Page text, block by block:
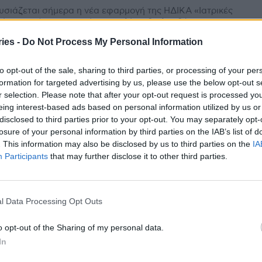
- Do Not Process My Personal Information
opt-out of the sale, sharing to third parties, or processing of your
for targeted advertising by us, please use the below opt-out
selection. Please note that after your opt-out request is processed
interest-based ads based on personal information utilized by us
to third parties prior to your opt-out. You may separately
of your personal information by third parties on the IAB’s list of
This information may also be disclosed by us to third parties on the
Participants that may further disclose it to other third parties.
Data Processing Opt Outs
opt-out of the Sharing of my personal data.
σήμερα η νέα εφαρμογή της ΗΔΙΚΑ «Ιατρικές
μέσω της οποίας οι πολίτες θα λαμβάνουν
θα...
βήμα του προσωπικού φακέλου
- 3 Αυγούστου 2021
είναι από την Τρίτη το MyHealth app. Η νέα
παρουσιάστηκε στον Πρωθυπουργό Κυριάκο
από τον Υπουργό Επικρατείας και Ψηφιακής
Κυριάκο...
20 Ιουλίου οι εμβολιασμένοι νέοι ηλικίας από 18-